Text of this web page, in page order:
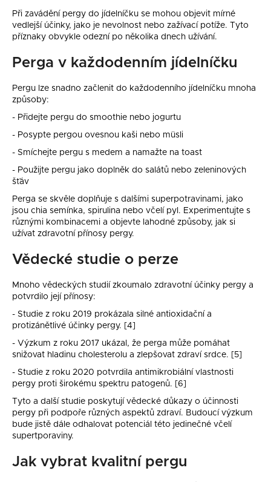
Při zavádění pergy do jídelníčku se mohou objevit mírné
vedlejší účinky, jako je nevolnost nebo zažívací potíže. Tyto
příznaky obvykle odezní po několika dnech užívání.
Perga v každodenním jídelníčku
Pergu lze snadno začlenit do každodenního jídelníčku mnoha
způsoby:
- Přidejte pergu do smoothie nebo jogurtu
- Posypte pergou ovesnou kaši nebo müsli
- Smíchejte pergu s medem a namažte na toast
- Použijte pergu jako doplněk do salátů nebo zeleninových
šťáv
Perga se skvěle doplňuje s dalšími superpotravinami, jako
jsou chia semínka, spirulina nebo včelí pyl. Experimentujte s
různými kombinacemi a objevte lahodné způsoby, jak si
užívat zdravotní přínosy pergy.
Vědecké studie o perze
Mnoho vědeckých studií zkoumalo zdravotní účinky pergy a
potvrdilo její přínosy:
- Studie z roku 2019 prokázala silné antioxidační a
protizánětlivé účinky pergy. [4]
- Výzkum z roku 2017 ukázal, že perga může pomáhat
snižovat hladinu cholesterolu a zlepšovat zdraví srdce. [5]
- Studie z roku 2020 potvrdila antimikrobiální vlastnosti
pergy proti širokému spektru patogenů. [6]
Tyto a další studie poskytují vědecké důkazy o účinnosti
pergy při podpoře různých aspektů zdraví. Budoucí výzkum
bude jistě dále odhalovat potenciál této jedinečné včelí
supertporaviny.
Jak vybrat kvalitní pergu